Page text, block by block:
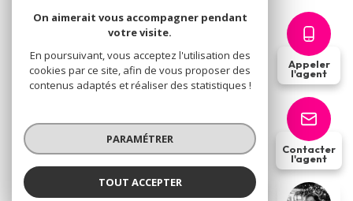
Séverine BERGEON-SEROUX
Appeler
l'agent
Contacter
l'agent
Cookies
© 2026 | Tous droits réservés
Réalisé par
On aimerait vous accompagner pendant
votre visite.
En poursuivant, vous acceptez l'utilisation des
cookies par ce site, afin de vous proposer des
contenus adaptés et réaliser des statistiques !
PARAMÉTRER
TOUT ACCEPTER